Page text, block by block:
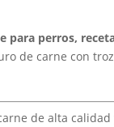
desde
17,70 €
29,70 €
para perros,
de carne con
de alta